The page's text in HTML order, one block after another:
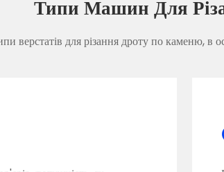
Типи Машин Для
верстатів для різання дроту по каменю, в